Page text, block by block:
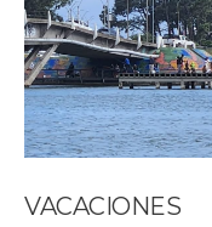
VACACIONES